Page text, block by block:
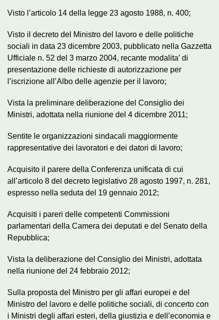
Visto l’articolo 14 della legge 23 agosto 1988, n. 400;
Visto il decreto del Ministro del lavoro e delle politiche
sociali in data 23 dicembre 2003, pubblicato nella Gazzetta
Ufficiale n. 52 del 3 marzo 2004, recante modalita’ di
presentazione delle richieste di autorizzazione per
l’iscrizione all’Albo delle agenzie per il lavoro;
Vista la preliminare deliberazione del Consiglio dei
Ministri, adottata nella riunione del 4 dicembre 2011;
Sentite le organizzazioni sindacali maggiormente
rappresentative dei lavoratori e dei datori di lavoro;
Acquisito il parere della Conferenza unificata di cui
all’articolo 8 del decreto legislativo 28 agosto 1997, n. 281,
espresso nella seduta del 19 gennaio 2012;
Acquisiti i pareri delle competenti Commissioni
parlamentari della Camera dei deputati e del Senato della
Repubblica;
Vista la deliberazione del Consiglio dei Ministri, adottata
nella riunione del 24 febbraio 2012;
Sulla proposta del Ministro per gli affari europei e del
Ministro del lavoro e delle politiche sociali, di concerto con
i Ministri degli affari esteri, della giustizia e dell’economia e